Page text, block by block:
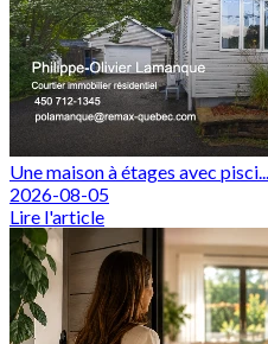
Une maison à étages avec pisci...
2026-08-05
Lire l'article